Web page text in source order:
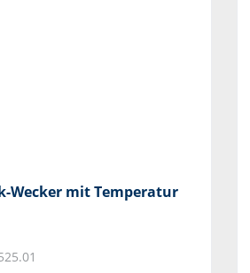
Wecker mit Temperatur